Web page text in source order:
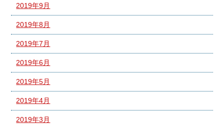
2019年9月
2019年8月
2019年7月
2019年6月
2019年5月
2019年4月
2019年3月